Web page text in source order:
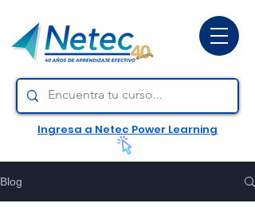
Ingresa a Netec Power Learning
Blog